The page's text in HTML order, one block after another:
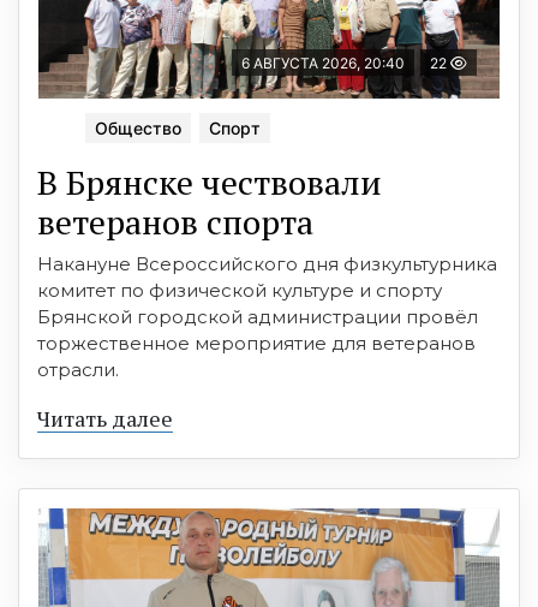
6 АВГУСТА 2026, 20:40 22
Общество Спорт
В Брянске чествовали
ветеранов спорта
Накануне Всероссийского дня физкультурника
комитет по физической культуре и спорту
Брянской городской администрации провёл
торжественное мероприятие для ветеранов
отрасли.
Читать далее